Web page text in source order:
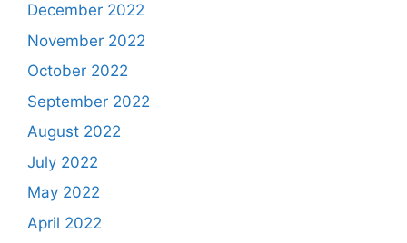
December 2022
November 2022
October 2022
September 2022
August 2022
July 2022
May 2022
April 2022